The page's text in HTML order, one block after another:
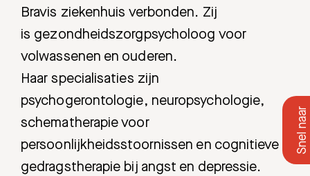
Bravis ziekenhuis verbonden. Zij
is gezondheidszorgpsycholoog voor
volwassenen en ouderen.
Haar specialisaties zijn
psychogerontologie, neuropsychologie,
schematherapie voor
persoonlijkheidsstoornissen en cognitieve
gedragstherapie bij angst en depressie.